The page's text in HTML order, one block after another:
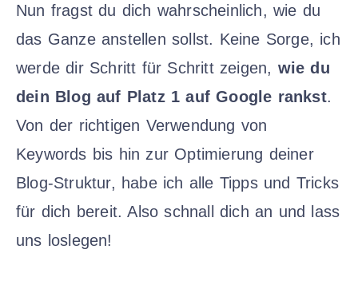
Nun fragst du dich wahrscheinlich, wie du
das Ganze anstellen sollst. Keine Sorge, ich
werde dir Schritt für Schritt zeigen, wie du
dein Blog auf Platz 1 auf Google rankst.
Von der richtigen Verwendung von
Keywords bis hin zur Optimierung deiner
Blog-Struktur, habe ich alle Tipps und Tricks
für dich bereit. Also schnall dich an und lass
uns loslegen!